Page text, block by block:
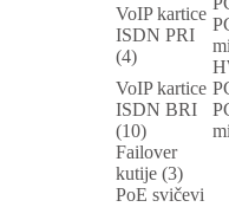
VoIP kartice
ISDN PRI
(4)
VoIP kartice
ISDN BRI
(10)
Failover
kutije (3)
PoE svičevi